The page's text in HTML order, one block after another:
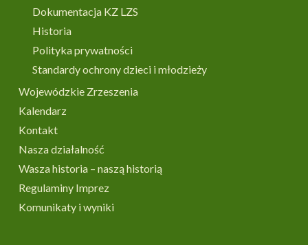
Dokumentacja KZ LZS
Historia
Polityka prywatności
Standardy ochrony dzieci i młodzieży
Wojewódzkie Zrzeszenia
Kalendarz
Kontakt
Nasza działalność
Wasza historia – naszą historią
Regulaminy Imprez
Komunikaty i wyniki